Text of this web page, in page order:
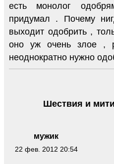
есть монолог
придумал . Почему
выходит одобрить ,
оно уж очень злое ,
неоднократно нужно
мужик
22 фев. 2012 20:54
Шествия и